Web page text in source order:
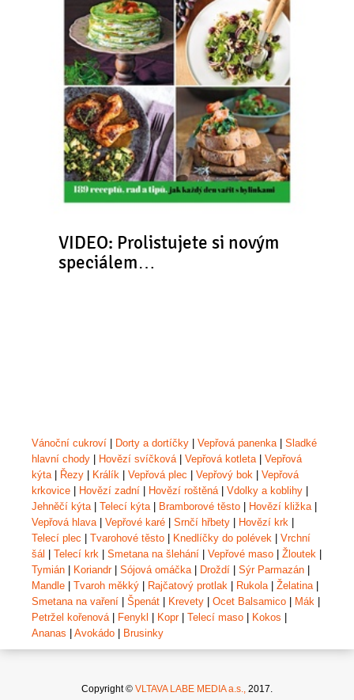
VIDEO: Prolistujete si novým
speciálem…
Vánoční cukroví Dorty a dortíčky Vepřová panenka| Sladké
hlavní chody
Hovězí svíčková| Vepřová kotleta| Vepřová
kýta| Řezy Králík Vepřová plec Vepřový bok
Vepřová
krkovice
Hovězí zadní Hovězí roštěná| Vdolky a koblihy
Jehněčí kýta| Telecí kýta| Bramborové těsto Hovězí kližka|
Vepřová hlava| Vepřové karé Srnčí hřbety Hovězí krk
Telecí plec
Tvarohové těsto Knedlíčky do polévek
Vrchní
šál
Telecí krk Smetana na šlehání Vepřové maso Žloutek
Tymián
Koriandr| Sójová omáčka| Droždí Sýr Parmazán
Mandle
Tvaroh měkký Rajčatový protlak Rukola| Želatina|
Smetana na vaření
Špenát Krevety Ocet Balsamico Mák
Petržel kořenová| Fenykl Kopr| Telecí maso Kokos
Ananas
Avokádo Brusinky
Copyright © VLTAVA LABE MEDIA a.s., 2017.